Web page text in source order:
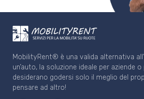
MobilityRent® è una valida alternativa
un’auto, la soluzione ideale per aziende
desiderano godersi solo il meglio del
pensare ad altro!